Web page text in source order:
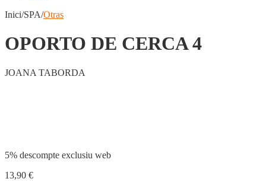
Inici/SPA/Otras
OPORTO DE CERCA 4
JOANA TABORDA
5% descompte exclusiu web
13,90 €